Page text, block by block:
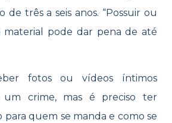
de três a seis anos. “Possuir ou
material pode dar pena de até
fotos ou vídeos íntimos
um crime, mas é preciso ter
quem se manda e como se